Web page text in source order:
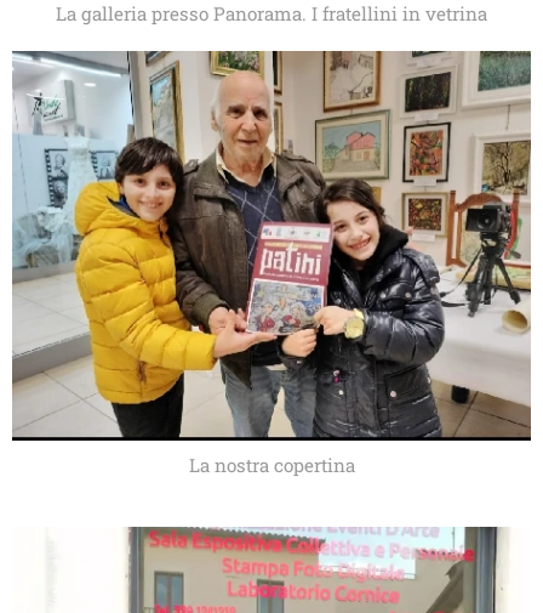
La galleria presso Panorama. I fratellini in vetrina
La nostra copertina